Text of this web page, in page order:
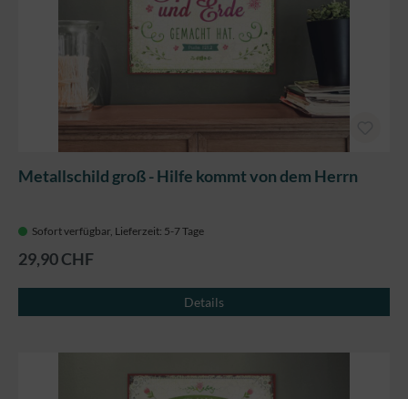
Metallschild groß - Hilfe kommt von dem Herrn
Sofort verfügbar, Lieferzeit: 5-7 Tage
29,90 CHF
Details